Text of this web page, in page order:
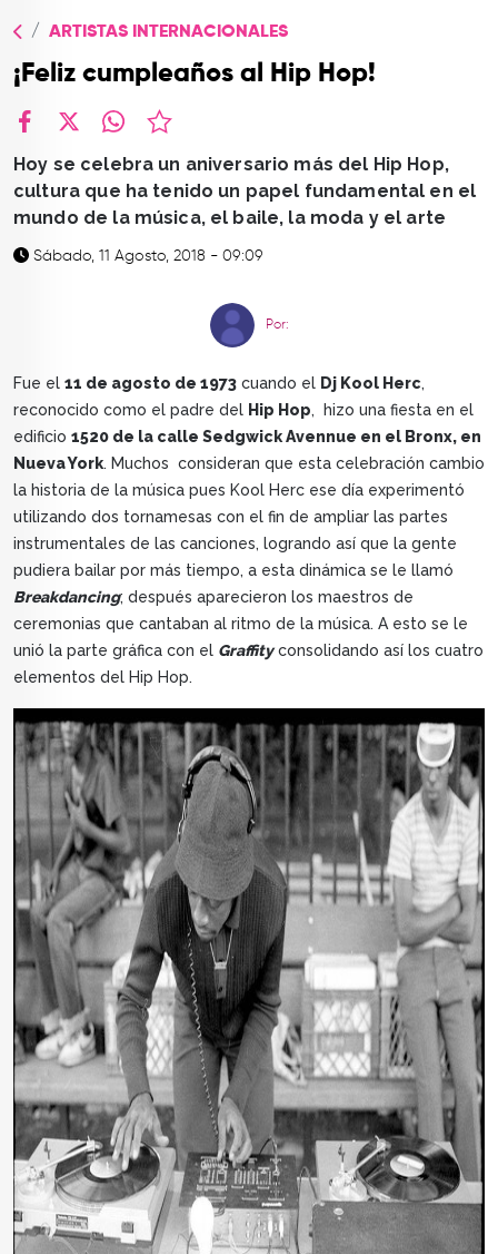
ARTISTAS INTERNACIONALES
¡Feliz cumpleaños al Hip Hop!
Hoy se celebra un aniversario más del Hip Hop,
cultura que ha tenido un papel fundamental en el
mundo de la música, el baile, la moda y el arte
Sábado, 11 Agosto, 2018 - 09:09
Por:
Fue el 11 de agosto de 1973 cuando el Dj Kool Herc,
reconocido como el padre del Hip Hop, hizo una fiesta en el
edificio 1520 de la calle Sedgwick Avennue en el Bronx, en
Nueva York. Muchos consideran que esta celebración cambio
la historia de la música pues Kool Herc ese día experimentó
utilizando dos tornamesas con el fin de ampliar las partes
instrumentales de las canciones, logrando así que la gente
pudiera bailar por más tiempo, a esta dinámica se le llamó
Breakdancing; después aparecieron los maestros de
ceremonias que cantaban al ritmo de la música. A esto se le
unió la parte gráfica con el Graffityconsolidando así los cuatro
elementos del Hip Hop.